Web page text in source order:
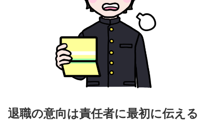
退職の意向は責任者に最初に伝える